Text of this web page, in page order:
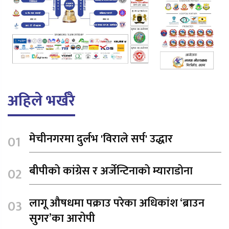
अहिले भर्खरै
मेचीनगरमा दुर्लभ 'विराले सर्प' उद्धार
बीपीको कांग्रेस र अर्जेन्टिनाको म्याराडोना
लागू औषधमा पक्राउ परेका अधिकांश ‘ब्राउन
सुगर’का आरोपी